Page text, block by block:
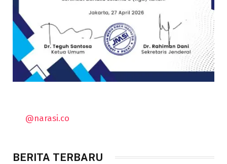
@narasi.co
BERITA TERBARU